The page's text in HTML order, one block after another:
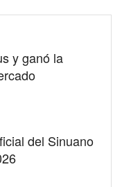
y ganó la
del Sinuano